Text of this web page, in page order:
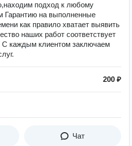
подход к любому
Гарантию на выполненные
как правило хватает выявить
наших работ соответствует
каждым клиентом заключаем
200 ₽
Чат